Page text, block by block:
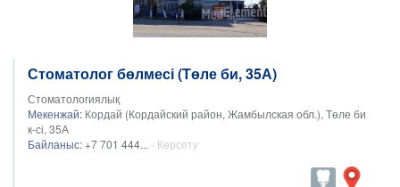
Стоматолог бөлмесі (Төле би, 35А)
Стоматологиялық
Мекенжай: Кордай (Кордайский район, Жамбылская обл.), Төле би
к-сі, 35А
Байланыс: +7 701 444... - Көрсету